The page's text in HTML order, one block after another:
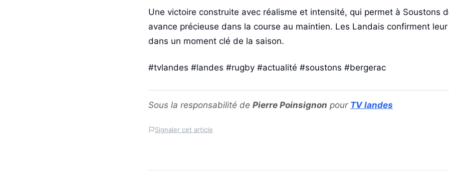
Une victoire construite avec réalisme et intensité, qui permet à Soustons
avance précieuse dans la course au maintien. Les Landais confirment
dans un moment clé de la saison.
#tvlandes #landes #rugby #actualité #soustons #bergerac
Sous la responsabilité de Pierre Poinsignon pour TV landes
Signaler cet article